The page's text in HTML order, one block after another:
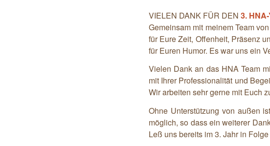
VIELEN DANK FÜR DEN 3.
Gemeinsam mit meinem Team
für Eure Zeit, Offenheit, Präsenz
für Euren Humor. Es war uns ein
Vielen Dank an das HNA Team
mit Ihrer Professionalität und
Wir arbeiten sehr gerne mit Euch
Ohne Unterstützung von außen
möglich, so dass ein weiterer
Leß uns bereits im 3. Jahr in